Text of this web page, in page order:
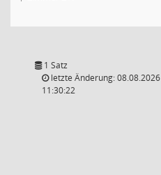
1 Satz
letzte Änderung: 08.08.2026
11:30:22